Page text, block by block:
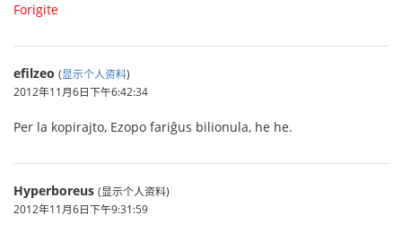
Forigite
efilzeo (显示个人资料)
2012年11月6日下午6:42:34
Per la kopirajto, Ezopo fariĝus bilionula, he he.
Hyperboreus (显示个人资料)
2012年11月6日下午9:31:59